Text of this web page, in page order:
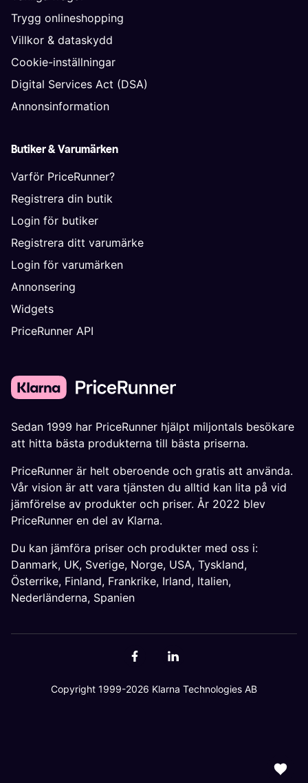
Trygg onlineshopping
Villkor & dataskydd
Cookie-inställningar
Digital Services Act (DSA)
Annonsinformation
Butiker & Varumärken
Varför PriceRunner?
Registrera din butik
Login för butiker
Registrera ditt varumärke
Login för varumärken
Annonsering
Widgets
PriceRunner API
Sedan 1999 har PriceRunner hjälpt miljontals besökare
att hitta bästa produkterna till bästa priserna.
PriceRunner är helt oberoende och gratis att använda.
Vår vision är att vara tjänsten du alltid kan lita på vid
jämförelse av produkter och priser. År 2022 blev
PriceRunner en del av Klarna.
Du kan jämföra priser och produkter med oss i:
Danmark, UK, Sverige, Norge, USA, Tyskland,
Österrike, Finland, Frankrike, Irland, Italien,
Nederländerna, Spanien
Copyright 1999-2026 Klarna Technologies AB